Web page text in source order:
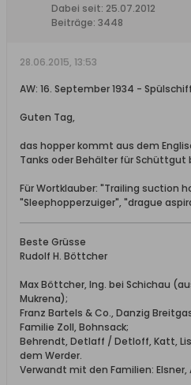
Dabei seit: 25.07.2012
Beiträge: 3448
28.06.2015, 13:53
AW: 16. September 1934 -
Guten Tag,
das hopper kommt aus dem
Tanks oder Behälter für Schüttgut
Für Wortklauber: "Trailing suction
"Sleephopperzuiger", "drague
Beste Grüsse
Rudolf H. Böttcher
Max Böttcher, Ing. bei Schichau
Mukrena);
Franz Bartels & Co., Danzig
Familie Zoll, Bohnsack;
Behrendt, Detlaff / Detloff, Katt,
dem Werder.
Verwandt mit den Familien: Elsner,